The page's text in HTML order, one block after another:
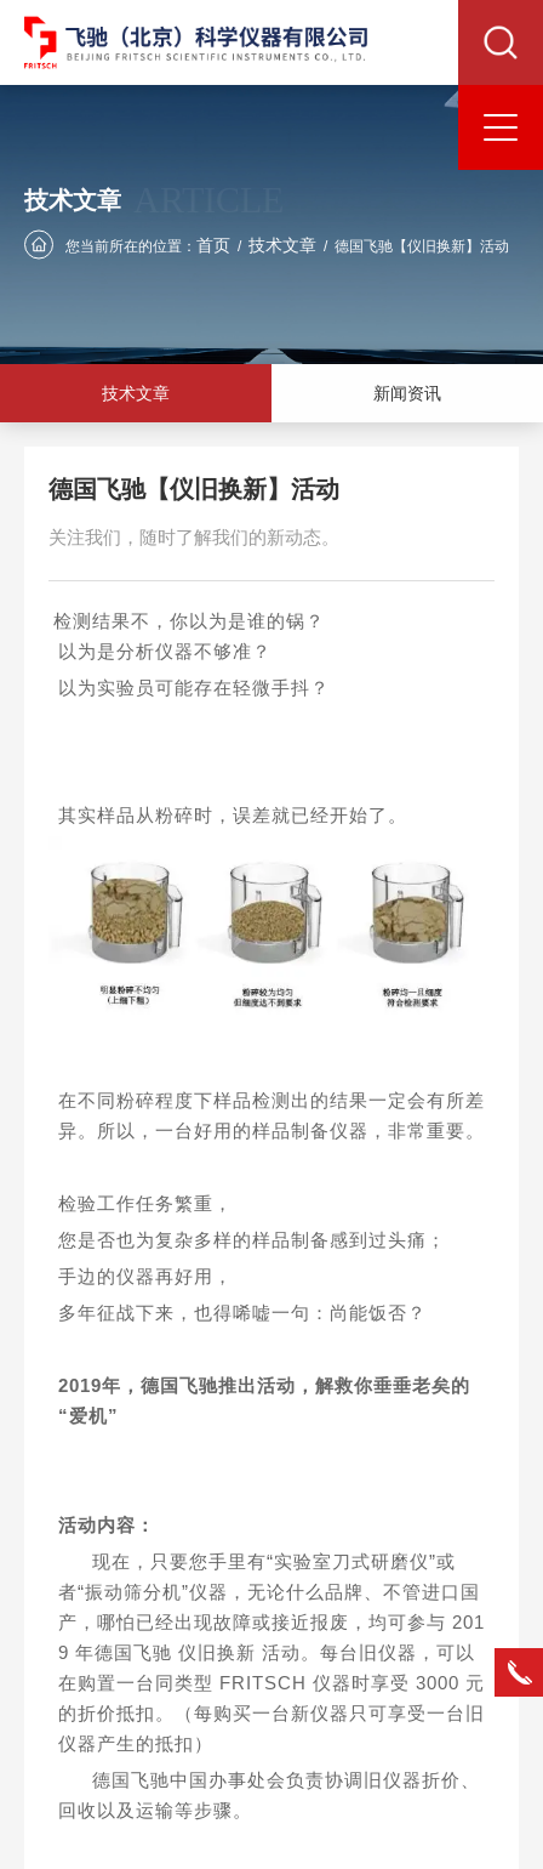
技术文章
您当前所在的位置： 首页 / 技术文章 / 德国飞驰【仪旧换新】活动
技术文章 新闻资讯
德国飞驰【仪旧换新】活动
关注我们，随时了解我们的新动态。
检测结果不，你以为是谁的锅？
以为是分析仪器不够准？
以为实验员可能存在轻微手抖？
其实样品从粉碎时，误差就已经开始了。
在不同粉碎程度下样品检测出的结果一定会有所差
异。
所以，一台好用的样品制备仪器，非常重要。
检验工作任务繁重，
您是否也为复杂多样的样品制备感到过头痛；
手边的仪器再好用，
多年征战下来，也得唏嘘一句：尚能饭否？
2019年，德国飞驰推出活动，解救你垂垂老矣的
“爱机”
活动内容：
现在，只要您手里有“实验室刀式研磨仪”或
者“振动筛分机”仪器，无论什么品牌、不管进口国
产，哪怕已经出现故障或接近报废，均可参与 201
9 年德国飞驰 仪旧换新 活动。每台旧仪器，可以
在购置一台同类型 FRITSCH 仪器时享受 3000 元
的折价抵扣。（每购买一台新仪器只可享受一台旧
仪器产生的抵扣）
德国飞驰中国办事处会负责协调旧仪器折价、
回收以及运输等步骤。